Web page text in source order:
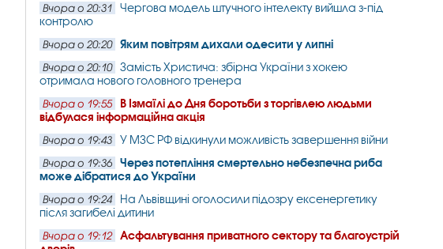
Вчора о 20:31
Чергова модель штучного інтелекту вийшла з-під
контролю
Вчора о 20:20 Яким повітрям дихали одесити у липні
Вчора о 20:10
Замість Христича: збірна України з хокею
отримала нового головного тренера
Вчора о 19:55
В Ізмаїлі до Дня боротьби з торгівлею людьми
відбулася інформаційна акція
Вчора о 19:43 У МЗС РФ відкинули можливість завершення війни
Вчора о 19:36
Через потепління смертельно небезпечна риба
може дібратися до України
Вчора о 19:24
На Львівщині оголосили підозру ексенергетику
після загибелі дитини
Вчора о 19:12
Асфальтування приватного сектору та благоустрій